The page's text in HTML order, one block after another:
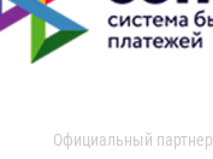
Официальный партнер